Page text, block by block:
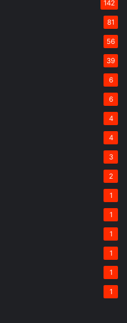
142
81
56
39
6
6
4
4
3
2
1
1
1
1
1
1